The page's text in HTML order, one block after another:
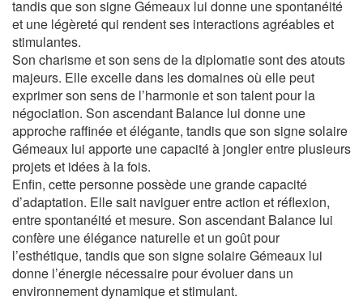
tandis que son signe Gémeaux lui donne une spontanéité
et une légèreté qui rendent ses interactions agréables et
stimulantes.
Son charisme et son sens de la diplomatie sont des atouts
majeurs. Elle excelle dans les domaines où elle peut
exprimer son sens de l’harmonie et son talent pour la
négociation. Son ascendant Balance lui donne une
approche raffinée et élégante, tandis que son signe solaire
Gémeaux lui apporte une capacité à jongler entre plusieurs
projets et idées à la fois.
Enfin, cette personne possède une grande capacité
d’adaptation. Elle sait naviguer entre action et réflexion,
entre spontanéité et mesure. Son ascendant Balance lui
confère une élégance naturelle et un goût pour
l’esthétique, tandis que son signe solaire Gémeaux lui
donne l’énergie nécessaire pour évoluer dans un
environnement dynamique et stimulant.